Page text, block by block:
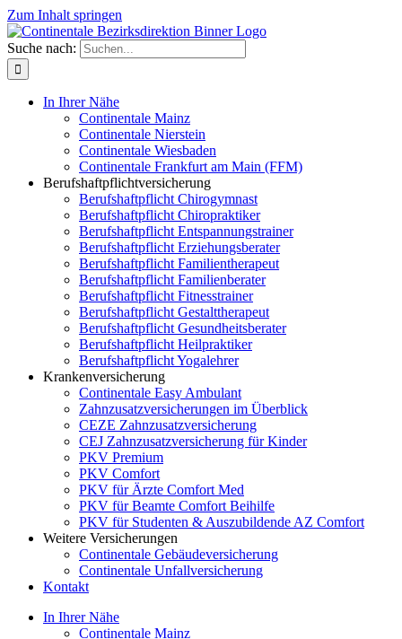
Zum Inhalt springen
Suche nach:
In Ihrer Nähe
Continentale Mainz
Continentale Nierstein
Continentale Wiesbaden
Continentale Frankfurt am Main (FFM)
Berufshaftpflichtversicherung
Berufshaftpflicht Chirogymnast
Berufshaftpflicht Chiropraktiker
Berufshaftpflicht Entspannungstrainer
Berufshaftpflicht Erziehungsberater
Berufshaftpflicht Familientherapeut
Berufshaftpflicht Familienberater
Berufshaftpflicht Fitnesstrainer
Berufshaftpflicht Gestalttherapeut
Berufshaftpflicht Gesundheitsberater
Berufshaftpflicht Heilpraktiker
Berufshaftpflicht Yogalehrer
Krankenversicherung
Continentale Easy Ambulant
Zahnzusatzversicherungen im Überblick
CEZE Zahnzusatzversicherung
CEJ Zahnzusatzversicherung für Kinder
PKV Premium
PKV Comfort
PKV für Ärzte Comfort Med
PKV für Beamte Comfort Beihilfe
PKV für Studenten & Auszubildende AZ Comfort
Weitere Versicherungen
Continentale Gebäudeversicherung
Continentale Unfallversicherung
Kontakt
In Ihrer Nähe
Continentale Mainz